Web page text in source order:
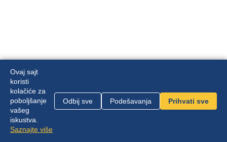
Mapa sajta | Politika privatnosti
Ovaj sajt
koristi
kolačiće za
poboljšanje
vašeg
iskustva.
Saznajte više
Odbij sve Podešavanja Prihvati sve